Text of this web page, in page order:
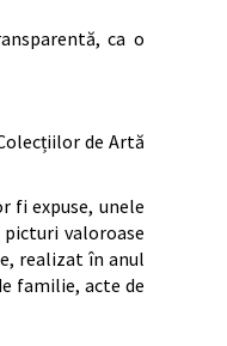
ca o
de Artă
fi expuse, unele
valoroase
realizat în anul
familie, acte de